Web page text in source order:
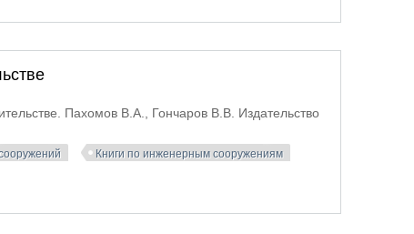
Пахомов В.А., Гончаров В.В. Издательство
Книги по инженерным сооружениям